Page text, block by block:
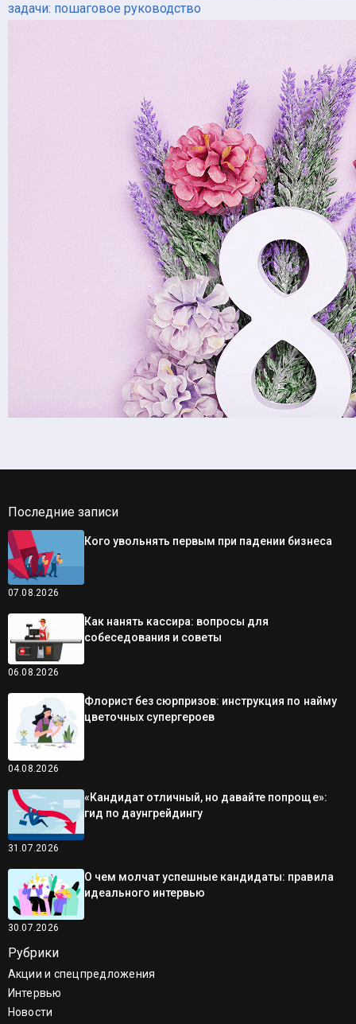
задачи: пошаговое руководство
Последние записи
07.08.2026
Кого увольнять первым при падении бизнеса
06.08.2026
Как нанять кассира: вопросы для
собеседования и советы
04.08.2026
Флорист без сюрпризов: инструкция по найму
цветочных супергероев
31.07.2026
«Кандидат отличный, но давайте попроще»:
гид по даунгрейдингу
30.07.2026
О чем молчат успешные кандидаты: правила
идеального интервью
Рубрики
Акции и спецпредложения
Интервью
Новости